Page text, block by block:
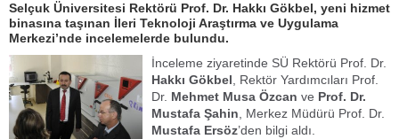
Selçuk Üniversitesi Rektörü Prof. Dr. Hakkı Gökbel, yeni hizmet
binasına taşınan İleri Teknoloji Araştırma ve Uygulama
Merkezi’nde incelemelerde bulundu.
İnceleme ziyaretinde SÜ Rektörü Prof. Dr.
Hakkı Gökbel , Rektör Yardımcıları Prof.
Dr. Mehmet Musa Özcan ve Prof. Dr.
Mustafa Şahin , Merkez Müdürü Prof. Dr.
Mustafa Ersöz’den bilgi aldı.